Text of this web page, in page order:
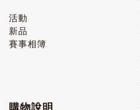
活動
新品
賽事相簿